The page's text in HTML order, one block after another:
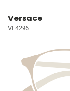
Versace
VE4296